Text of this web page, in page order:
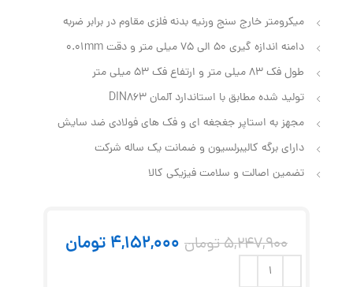
میکرومتر خارج سنج ورنیه بدنه فلزی مقاوم در برابر ضربه
دامنه اندازه گیری 50 الی 75 میلی متر و دقت 0.01mm
طول فک 83 میلی متر و ارتفاع فک 53 میلی متر
تولید شده مطابق با استاندارد آلمان DIN863
مجهز به استاپر جغجغه ای و فک های فولادی ضد سایش
دارای برگه کالیبرلسیون و ضمانت یک ساله شرکت
تضمین اصالت و سلامت فیزیکی کالا
5,247,900تومان 4,152,000 تومان